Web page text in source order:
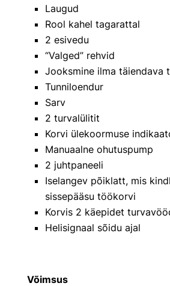
Laugud
Rool kahel tagarattal
2 esivedu
“Valged” rehvid
Jooksmine ilma täiendava
Tunniloendur
Sarv
2 turvalülitit
Korvi ülekoormuse
Manuaalne ohutuspump
2 juhtpaneeli
Iselangev põiklatt, mis
sissepääsu töökorvi
Korvis 2 käepidet
Helisignaal sõidu ajal
Võimsus